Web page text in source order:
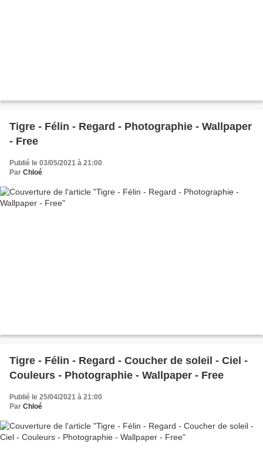
Tigre - Félin - Regard - Photographie - Wallpaper
- Free
Publié le 03/05/2021 à 21:00
Par Chloé
Tigre - Félin - Regard - Coucher de soleil - Ciel -
Couleurs - Photographie - Wallpaper - Free
Publié le 25/04/2021 à 21:00
Par Chloé